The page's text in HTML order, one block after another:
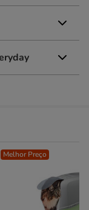
Melhor Preço